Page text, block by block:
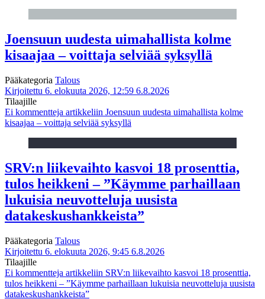
Joensuun uudesta uimahallista kolme
kisaajaa – voittaja selviää syksyllä
Pääkategoria Talous
Kirjoitettu 6. elokuuta 2026, 12:59 6.8.2026
Tilaajille
Ei kommentteja artikkeliin Joensuun uudesta uimahallista kolme
kisaajaa – voittaja selviää syksyllä
SRV:n liikevaihto kasvoi 18 prosenttia,
tulos heikkeni – ”Käymme parhaillaan
lukuisia neuvotteluja uusista
datakeskushankkeista”
Pääkategoria Talous
Kirjoitettu 6. elokuuta 2026, 9:45 6.8.2026
Tilaajille
Ei kommentteja artikkeliin SRV:n liikevaihto kasvoi 18 prosenttia,
tulos heikkeni – ”Käymme parhaillaan lukuisia neuvotteluja uusista
datakeskushankkeista”